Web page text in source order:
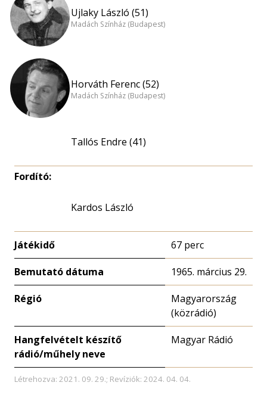
Ujlaky László (51)
Madách Színház (Budapest)
Horváth Ferenc (52)
Madách Színház (Budapest)
Tallós Endre (41)
Fordító:
Kardos László
Játékidő 67 perc
Bemutató dátuma 1965. március 29.
Régió
Magyarország
(közrádió)
Hangfelvételt készítő
rádió/műhely neve
Magyar Rádió
Létrehozva: 2021. 09. 29.; Revíziók: 2024. 04. 04.